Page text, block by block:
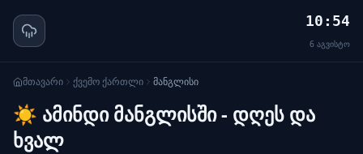
10:54
6 აგვისტო
მთავარი ქვემო ქართლი მანგლისი
☀️ ამინდი მანგლისში - დღეს და
ხვალ